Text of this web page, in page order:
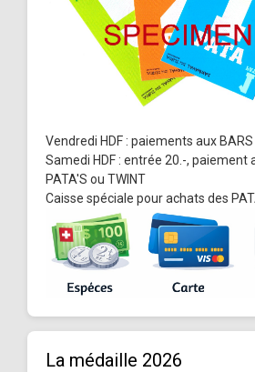
Vendredi HDF : paiements aux
Samedi HDF : entrée 20.-, paiement
PATA'S ou TWINT
Caisse spéciale pour achats des
La médaille 2026